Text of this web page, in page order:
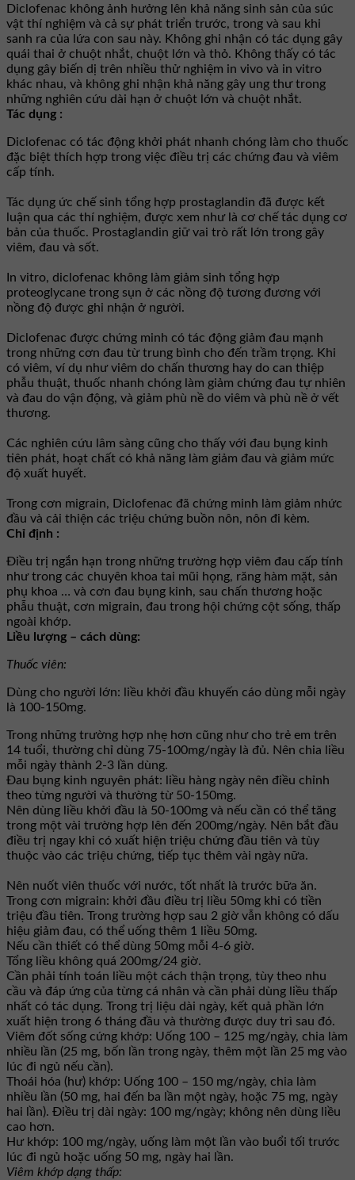
Diclofenac không ảnh hưởng lên khả năng sinh sản của súc
vật thí nghiệm và cả sự phát triển trước, trong và sau khi
sanh ra của lứa con sau này. Không ghi nhận có tác dụng gây
quái thai ở chuột nhắt, chuột lớn và thỏ. Không thấy có tác
dụng gây biến dị trên nhiều thử nghiệm in vivo và in vitro
khác nhau, và không ghi nhận khả năng gây ung thư trong
những nghiên cứu dài hạn ở chuột lớn và chuột nhắt.
Tác dụng :
Diclofenac có tác động khởi phát nhanh chóng làm cho thuốc
đặc biệt thích hợp trong việc điều trị các chứng đau và viêm
cấp tính.
Tác dụng ức chế sinh tổng hợp prostaglandin đã được kết
luận qua các thí nghiệm, được xem như là cơ chế tác dụng cơ
bản của thuốc. Prostaglandin giữ vai trò rất lớn trong gây
viêm, đau và sốt.
In vitro, diclofenac không làm giảm sinh tổng hợp
proteoglycane trong sụn ở các nồng độ tương đương với
nồng độ được ghi nhận ở người.
Diclofenac được chứng minh có tác động giảm đau mạnh
trong những cơn đau từ trung bình cho đến trầm trọng. Khi
có viêm, ví dụ như viêm do chấn thương hay do can thiệp
phẫu thuật, thuốc nhanh chóng làm giảm chứng đau tự nhiên
và đau do vận động, và giảm phù nề do viêm và phù nề ở vết
thương.
Các nghiên cứu lâm sàng cũng cho thấy với đau bụng kinh
tiên phát, hoạt chất có khả năng làm giảm đau và giảm mức
độ xuất huyết.
Trong cơn migrain, Diclofenac đã chứng minh làm giảm nhức
đầu và cải thiện các triệu chứng buồn nôn, nôn đi kèm.
Chỉ định :
Ðiều trị ngắn hạn trong những trường hợp viêm đau cấp tính
như trong các chuyên khoa tai mũi họng, răng hàm mặt, sản
phụ khoa … và cơn đau bụng kinh, sau chấn thương hoặc
phẫu thuật, cơn migrain, đau trong hội chứng cột sống, thấp
ngoài khớp.
Liều lượng – cách dùng:
Thuốc viên:
Dùng cho người lớn: liều khởi đầu khuyến cáo dùng mỗi ngày
là 100-150mg.
Trong những trường hợp nhẹ hơn cũng như cho trẻ em trên
14 tuổi, thường chỉ dùng 75-100mg/ngày là đủ. Nên chia liều
mỗi ngày thành 2-3 lần dùng.
Ðau bụng kinh nguyên phát: liều hàng ngày nên điều chỉnh
theo từng người và thường từ 50-150mg.
Nên dùng liều khởi đầu là 50-100mg và nếu cần có thể tăng
trong một vài trường hợp lên đến 200mg/ngày. Nên bắt đầu
điều trị ngay khi có xuất hiện triệu chứng đầu tiên và tùy
thuộc vào các triệu chứng, tiếp tục thêm vài ngày nữa.
Nên nuốt viên thuốc với nước, tốt nhất là trước bữa ăn.
Trong cơn migrain: khởi đầu điều trị liều 50mg khi có tiền
triệu đầu tiên. Trong trường hợp sau 2 giờ vẫn không có dấu
hiệu giảm đau, có thể uống thêm 1 liều 50mg.
Nếu cần thiết có thể dùng 50mg mỗi 4-6 giờ.
Tổng liều không quá 200mg/24 giờ.
Cần phải tính toán liều một cách thận trọng, tùy theo nhu
cầu và đáp ứng của từng cá nhân và cần phải dùng liều thấp
nhất có tác dụng. Trong trị liệu dài ngày, kết quả phần lớn
xuất hiện trong 6 tháng đầu và thường được duy trì sau đó.
Viêm đốt sống cứng khớp: Uống 100 – 125 mg/ngày, chia làm
nhiều lần (25 mg, bốn lần trong ngày, thêm một lần 25 mg vào
lúc đi ngủ nếu cần).
Thoái hóa (hư) khớp: Uống 100 – 150 mg/ngày, chia làm
nhiều lần (50 mg, hai đến ba lần một ngày, hoặc 75 mg, ngày
hai lần). Ðiều trị dài ngày: 100 mg/ngày; không nên dùng liều
cao hơn.
Hư khớp: 100 mg/ngày, uống làm một lần vào buổi tối trước
lúc đi ngủ hoặc uống 50 mg, ngày hai lần.
Viêm khớp dạng thấp: